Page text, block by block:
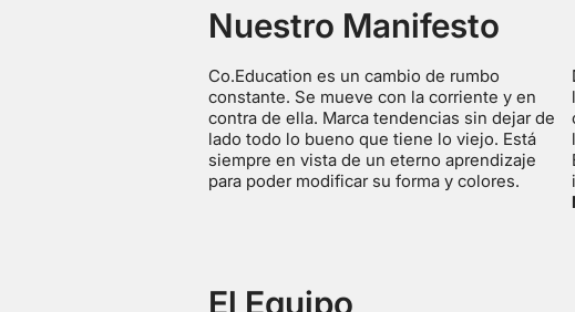
Nuestro Manifesto
Co.Education es un cambio de rumbo
constante. Se mueve con la corriente y en
contra de ella. Marca tendencias sin dejar de
lado todo lo bueno que tiene lo viejo. Está
siempre en vista de un eterno aprendizaje
para poder modificar su forma y colores.
El Equipo